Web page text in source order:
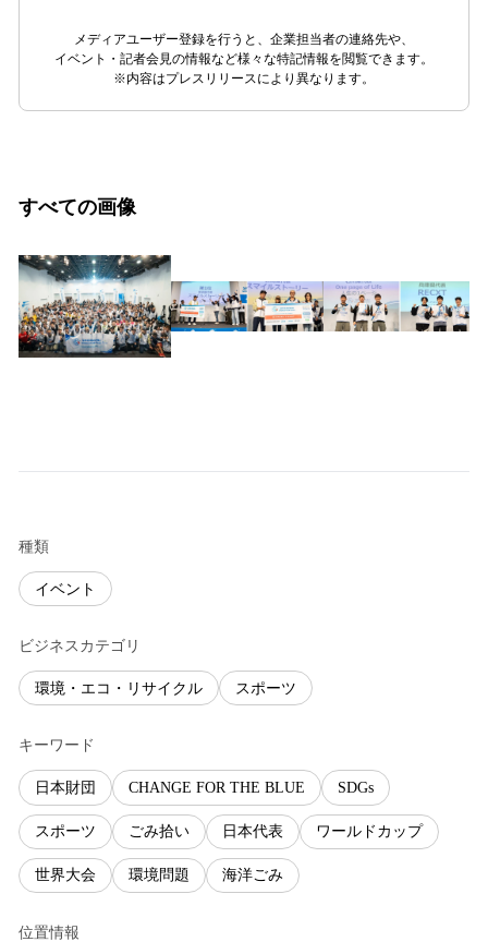
メディアユーザー登録を行うと、企業担当者の連絡先や、
イベント・記者会見の情報など様々な特記情報を閲覧できます。
※内容はプレスリリースにより異なります。
すべての画像
種類
イベント
ビジネスカテゴリ
環境・エコ・リサイクル スポーツ
キーワード
日本財団 CHANGE FOR THE BLUE SDGs
スポーツ ごみ拾い 日本代表 ワールドカップ
世界大会 環境問題 海洋ごみ
位置情報